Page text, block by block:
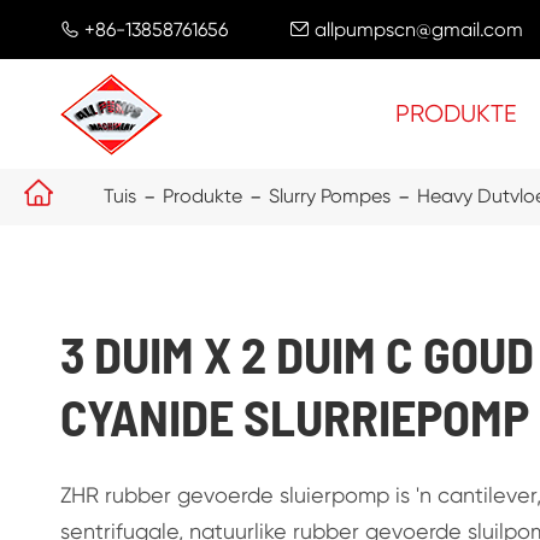
 +86-13858761656  allpumpscn@gmail.com
PRODUKTE
 Tuis Produkte Slurry Pompes Heavy
3 DUIM X 2 DUIM C
CYANIDE SLURRIEPOMP
ZHR rubber gevoerde sluierpomp is 'n
sentrifugale, natuurlike rubber gevoerde